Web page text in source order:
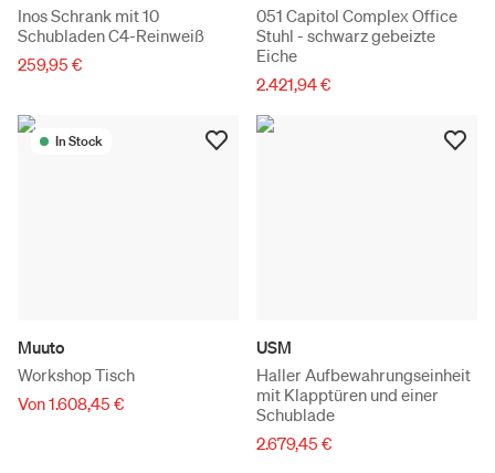
Inos Schrank mit 10
Schubladen C4-Reinweiß
259,95 €
051 Capitol Complex Office
Stuhl - schwarz gebeizte
Eiche
2.421,94 €
In Stock
Muuto
Workshop Tisch
Von 1.608,45 €
USM
Haller Aufbewahrungseinheit
mit Klapptüren und einer
Schublade
2.679,45 €